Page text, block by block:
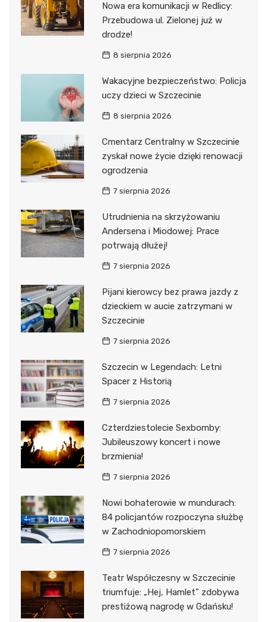
Nowa era komunikacji w Redlicy:
Przebudowa ul. Zielonej już w
drodze!
8 sierpnia 2026
Wakacyjne bezpieczeństwo: Policja
uczy dzieci w Szczecinie
8 sierpnia 2026
Cmentarz Centralny w Szczecinie
zyskał nowe życie dzięki renowacji
ogrodzenia
7 sierpnia 2026
Utrudnienia na skrzyżowaniu
Andersena i Miodowej: Prace
potrwają dłużej!
7 sierpnia 2026
Pijani kierowcy bez prawa jazdy z
dzieckiem w aucie zatrzymani w
Szczecinie
7 sierpnia 2026
Szczecin w Legendach: Letni
Spacer z Historią
7 sierpnia 2026
Czterdziestolecie Sexbomby:
Jubileuszowy koncert i nowe
brzmienia!
7 sierpnia 2026
Nowi bohaterowie w mundurach:
84 policjantów rozpoczyna służbę
w Zachodniopomorskiem
7 sierpnia 2026
Teatr Współczesny w Szczecinie
triumfuje: „Hej, Hamlet” zdobywa
prestiżową nagrodę w Gdańsku!